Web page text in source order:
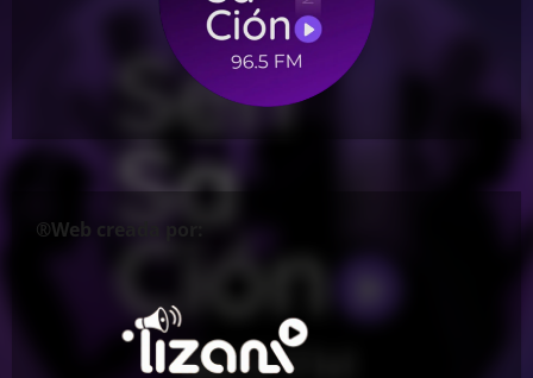
®Web creada por: